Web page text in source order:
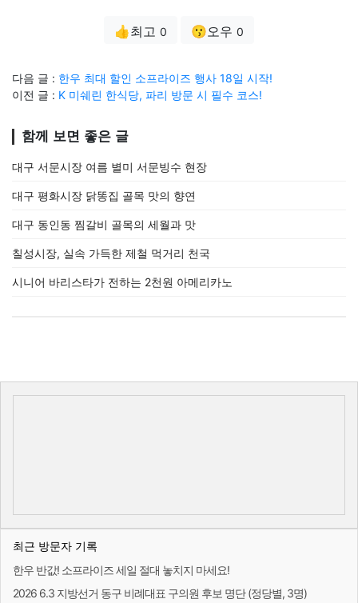
👍최고 0 😗오우 0
다음 글 : 한우 최대 할인 소프라이즈 행사 18일 시작!
이전 글 : K 미쉐린 한식당, 파리 방문 시 필수 코스!
함께 보면 좋은 글
대구 서문시장 여름 별미 서문빙수 현장
대구 평화시장 닭똥집 골목 맛의 향연
대구 동인동 찜갈비 골목의 세월과 맛
칠성시장, 실속 가득한 제철 먹거리 천국
시니어 바리스타가 전하는 2천원 아메리카노
최근 방문자 기록
한우 반값! 소프라이즈 세일 절대 놓치지 마세요!
2026 6.3 지방선거 동구 비례대표 구의원 후보 명단 (정당별, 3명)